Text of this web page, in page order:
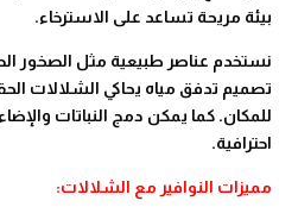
بيئة مريحة تساعد على الاسترخاء.
نستخدم عناصر طبيعية مثل الصخور
تصميم تدفق مياه يحاكي الشلالات
للمكان. كما يمكن دمج النباتات
احترافية.
مميزات النوافير مع الشلالات: